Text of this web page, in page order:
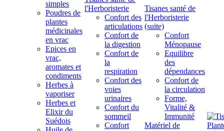
simples
Poudres de
plantes
médicinales
en vrac
Epices en
vrac,
aromates et
condiments
Herbes à
vaporiser
Herbes et
Elixir du
Suédois
l'Herboristerie
Confort des
articulations
Confort de
la digestion
Confort de
la
respiration
Confort des
voies
urinaires
Confort du
sommeil
Confort
Tisanes santé de
l'Herboristerie
(suite)
Confort
Ménopause
Equilibre
des
dépendances
Confort de
la circulation
Forme,
Vitalité &
Immunité
Matériel de